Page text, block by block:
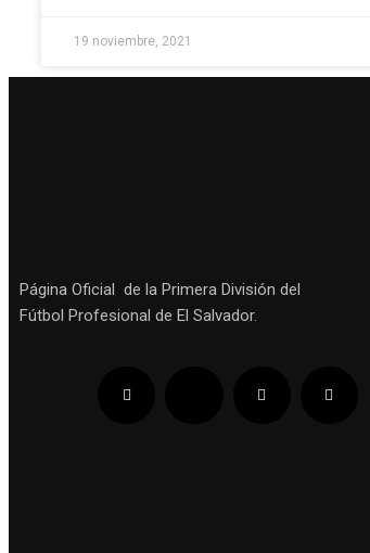
19 noviembre, 2021
Página Oficial de la Primera División del
Fútbol Profesional de El Salvador.